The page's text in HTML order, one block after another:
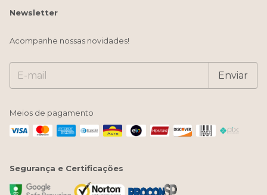
Newsletter
Acompanhe nossas novidades!
Meios de pagamento
Segurança e Certificações